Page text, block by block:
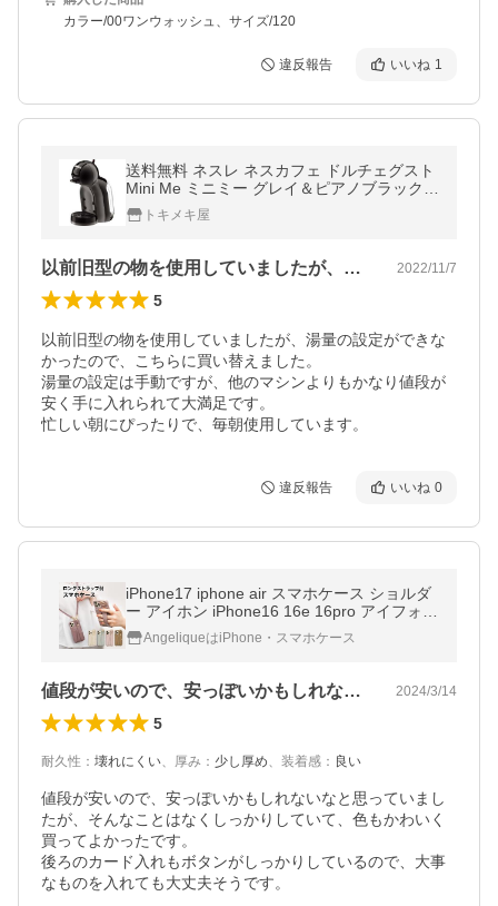
カラー/00ワンウォッシュ、サイズ/120
違反報告 いいね 1
送料無料 ネスレ ネスカフェ ドルチェグスト
Mini Me ミニミー グレイ＆ピアノブラック
MD9770-GB NESTLE 21816 ドルチェ カプ
セルコーヒーシステム
トキメキ屋
以前旧型の物を使用していましたが、湯量… 2022/11/7
5
以前旧型の物を使用していましたが、湯量の設定ができな
かったので、こちらに買い替えました。
湯量の設定は手動ですが、他のマシンよりもかなり値段が
安く手に入れられて大満足です。
忙しい朝にぴったりで、毎朝使用しています。
違反報告 いいね 0
iPhone17 iphone air スマホケース ショルダ
ー アイホン iPhone16 16e 16pro アイフォン
15 14 ストラップ付 携帯 SE 第3世代 第2世
代 12 11 iPhone XS XR
AngeliqueはiPhone・スマホケース
値段が安いので、安っぽいかもしれないな… 2024/3/14
5
耐久性 ： 壊れにくい、 厚み ： 少し厚め、 装着感 ： 良い
値段が安いので、安っぽいかもしれないなと思っていまし
たが、そんなことはなくしっかりしていて、色もかわいく
買ってよかったです。
後ろのカード入れもボタンがしっかりしているので、大事
なものを入れても大丈夫そうです。